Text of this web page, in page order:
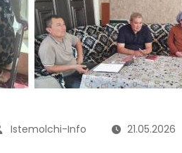
Istemolchi-Info 21.05.2026